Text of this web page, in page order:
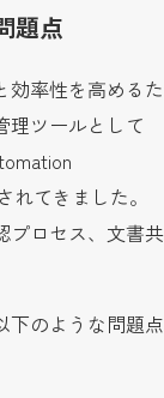
題点
効率性を高めるた
理ツールとして
てきました。
プロセス、文書共
下のような問題点